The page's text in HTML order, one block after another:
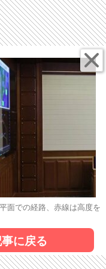
面での経路、赤線は高度を
に戻る